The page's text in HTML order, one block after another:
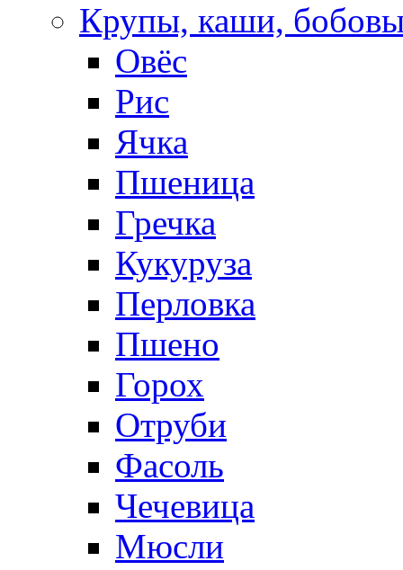
Крупы, каши,
Овёс
Рис
Ячка
Пшеница
Гречка
Кукуруза
Перловка
Пшено
Горох
Отруби
Фасоль
Чечевица
Мюсли